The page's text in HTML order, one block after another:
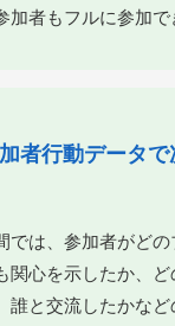
加者もフルに参加で
者行動データで
では、参加者がど
関心を示したか、
誰と交流したかな